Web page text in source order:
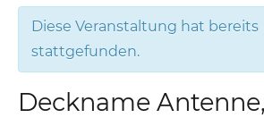
Diese Veranstaltung hat bereits
stattgefunden.
Deckname